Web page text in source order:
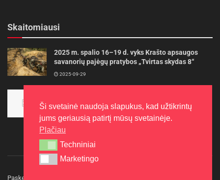
Skaitomiausi
2025 m. spalio 16–19 d. vyks Krašto apsaugos
savanorių pajėgų pratybos „Tvirtas skydas 8“
2025-09-29
aukso
2015-10-30
Paskelbkite naujieną
Ši svetainė naudoja slapukus, kad užtikrintų
jums geriausią patirtį mūsų svetainėje.
Plačiau
Techniniai
Techniniai
Marketingo
Marketingo